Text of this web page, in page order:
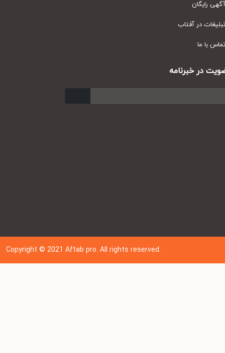
رایگان
در آفتاب
با ما
در خبرنامه
Copyright © 202 1Aftab pro. All rights reserved.